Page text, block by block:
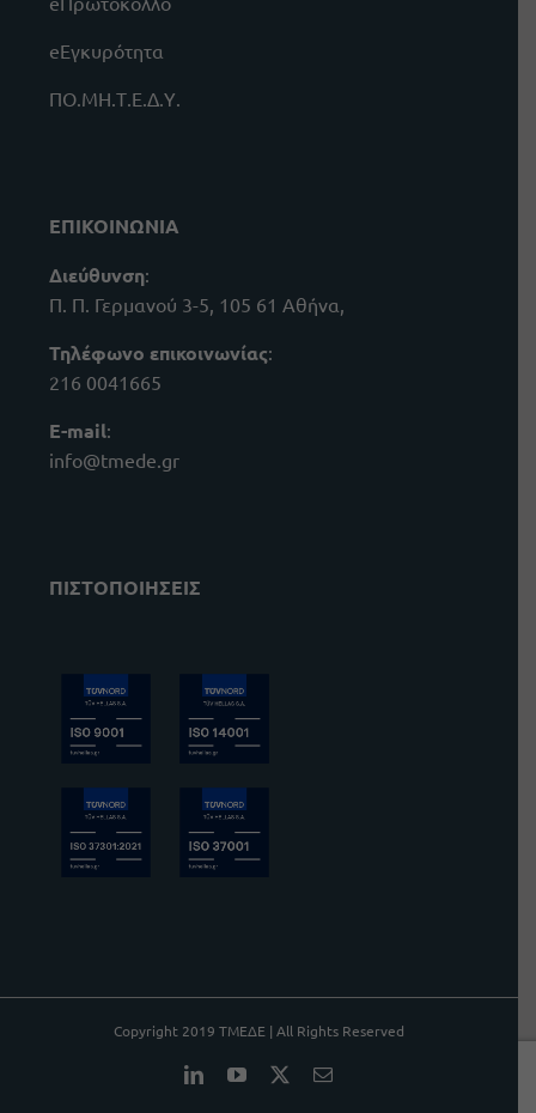
eΕγκυρότητα
ΠΟ.ΜΗ.Τ.Ε.Δ.Υ.
ΕΠΙΚΟΙΝΩΝΙΑ
Διεύθυνση:
Π. Π. Γερμανού 3-5, 105 61 Αθήνα,
Τηλέφωνο επικοινωνίας:
216 0041665
E-mail:
info@tmede.gr
ΠΙΣΤΟΠΟΙΗΣΕΙΣ
Copyright 2019 ΤΜΕΔΕ | All Rights Reserved
LinkedInYouTube Email